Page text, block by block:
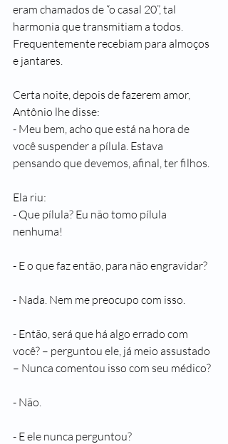
eram chamados de “o casal 20”, tal
harmonia que transmitiam a todos.
Frequentemente recebiam para almoços
e jantares.
Certa noite, depois de fazerem amor,
Antônio lhe disse:
- Meu bem, acho que está na hora de
você suspender a pílula. Estava
pensando que devemos, afinal, ter filhos.
Ela riu:
- Que pílula? Eu não tomo pílula
nenhuma!
- E o que faz então, para não engravidar?
- Nada. Nem me preocupo com isso.
- Então, será que há algo errado com
você? – perguntou ele, já meio assustado
– Nunca comentou isso com seu médico?
- Não.
- E ele nunca perguntou?